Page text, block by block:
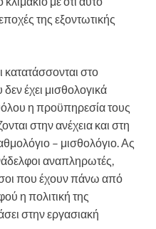
της εξοντωτικής
στο
έχει μισθολογικά
η προϋπηρεσία τους
στην ανέχεια και στη
– μισθολόγιο. Ας
αναπληρωτές,
που έχουν πάνω από
η πολιτική της
στην εργασιακή